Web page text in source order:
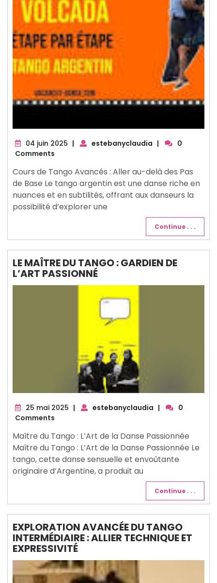
04 juin 2025 04
| estebanyclaudia |
0
Comments
Cours de Tango Avancés : Aller au-delà des Pas
de Base Le tango argentin est une danse riche en
nuances et en subtilités, offrant aux danseurs la
possibilité d’explorer une
Continue . . .
LE MAÎTRE DU TANGO : GARDIEN DE
L’ART PASSIONNÉ
25 mai 2025 25
| estebanyclaudia |
0
Comments
Maître du Tango : L’Art de la Danse Passionnée
Maître du Tango : L’Art de la Danse Passionnée Le
tango, cette danse sensuelle et envoûtante
originaire d’Argentine, a produit au
Continue . . .
EXPLORATION AVANCÉE DU TANGO
INTERMÉDIAIRE : ALLIER TECHNIQUE ET
EXPRESSIVITÉ